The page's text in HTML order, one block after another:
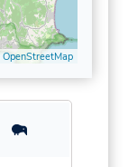
OpenStreetMap